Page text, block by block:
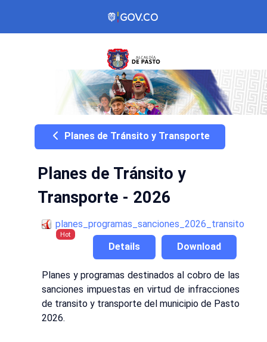
Planes de Tránsito y Transporte
Planes de Tránsito y
Transporte - 2026
planes_programas_sanciones_2026_transito
Hot
Download
Details
Planes y programas destinados al cobro de las
sanciones impuestas en virtud de infracciones
de transito y transporte del municipio de Pasto
2026.